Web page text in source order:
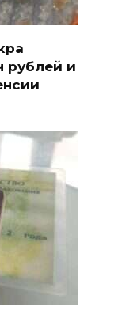
рублей и